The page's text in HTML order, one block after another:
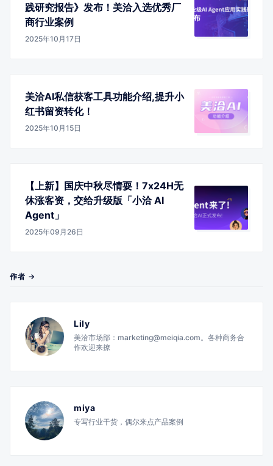
践研究报告》发布！美洽入选优秀厂
商行业案例
2025年10月17日
美洽AI私信获客工具功能介绍,提升小
红书留资转化！
2025年10月15日
【上新】国庆中秋尽情耍！7x24H无
休涨客资，交给升级版「小洽 AI
Agent」
2025年09月26日
作者 →
Lily
美洽市场部：marketing@meiqia.com。各种商务合
作欢迎来撩
miya
专写行业干货，偶尔来点产品案例